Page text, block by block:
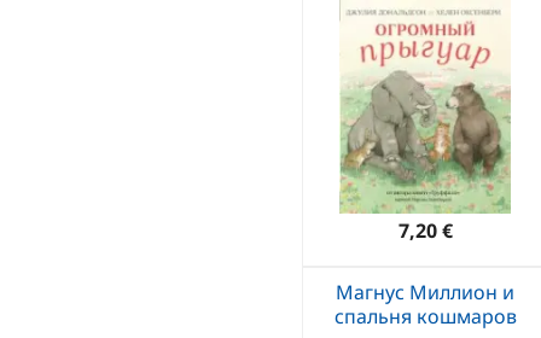
7,20 €
Магнус Миллион и
спальня кошмаров